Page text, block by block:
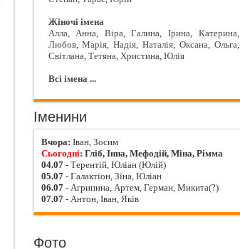
Жіночі імена
Алла,Анна, Віра,Галина, Ірина, Катерина,
Любов,Марія,Надія, Наталія, Оксана, Ольга,
Світлана, Тетяна, Христина, Юлія
Всі імена ...
Іменини
Вчора: Іван, Зосим
Сьогодні: Гліб, Інна, Мефодій, Міна, Рімма
04.07- Терентій, Юліан (Юлій)
05.07- Галактіон, Зіна, Юліан
06.07- Агрипина, Артем, Герман, Микита(?)
07.07- Антон, Іван, Яків
Фото